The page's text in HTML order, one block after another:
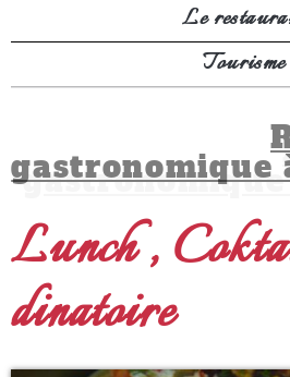
Le
Tourisme
gastronomique
Lunch ,
dinatoire